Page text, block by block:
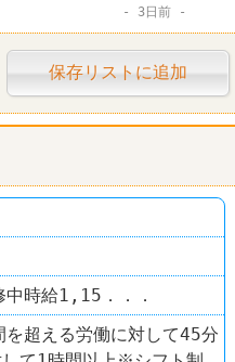
3日前
保存リストに追加
時給1,15．．．
超える労働に対して45分